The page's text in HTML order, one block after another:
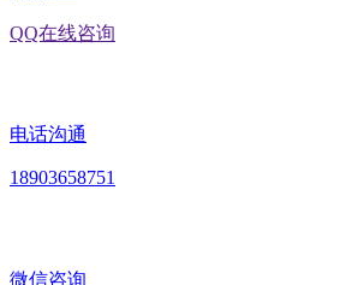
QQ在线咨询
电话沟通
18903658751
微信咨询